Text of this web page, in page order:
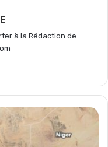
à la Rédaction de